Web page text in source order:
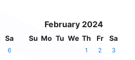
Sa
6
February 2024
Su Mo Tu We Th Fr Sa
1 2
3